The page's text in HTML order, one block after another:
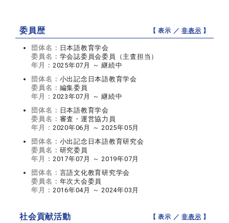
委員歴 【 表示 ／非表示 】
団体名： 日本語教育学会
委員名： 学会誌委員会委員（主査担当）
年月： 2025年07月 ～ 継続中
団体名： 小出記念日本語教育学会
委員名： 編集委員
年月： 2023年07月 ～ 継続中
団体名： 日本語教育学会
委員名： 審査・運営協力員
年月： 2020年06月 ～ 2025年05月
団体名： 小出記念日本語教育研究会
委員名： 研究委員
年月： 2017年07月 ～ 2019年07月
団体名： 言語文化教育研究学会
委員名： 年次大会委員
年月： 2016年04月 ～ 2024年03月
社会貢献活動 【 表示 ／非表示 】